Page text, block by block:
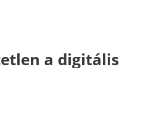
a digitális